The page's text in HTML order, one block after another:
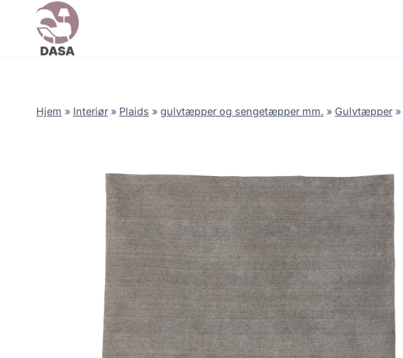
content
Hjem » Interiør » Plaids » gulvtæpper og sengetæpper mm. » Gulvtæpper »